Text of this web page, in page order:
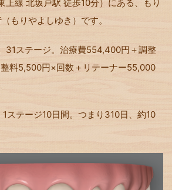
上線 北坂戸駅 徒歩10分）にある、もり
もりやよしゆき）です。
31ステージ。治療費554,400円＋調整
料5,500円×回数＋リテーナー55,000
ステージ10日間。つまり310日、約10